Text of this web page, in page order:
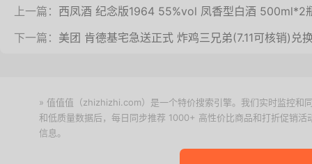
上一篇： 西凤酒 纪念版1964 55%vol 凤香型白酒 500ml*2
下一篇： 美团 肯德基宅急送正式 炸鸡三兄弟(7.11可核销)兑
» 值值值（zhizhizhi.com）是一个特价搜索引擎。我们实时监控和
和低质量数据后，每日同步推荐 1000+ 高性价比商品和打折促销
信息。